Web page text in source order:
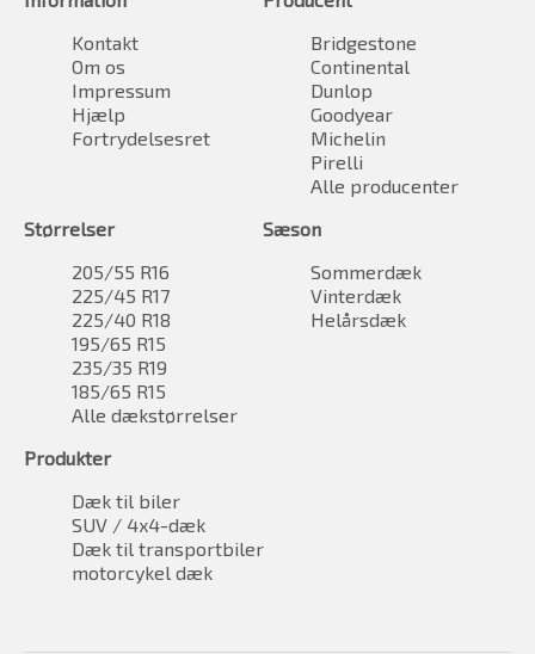
Kontakt
Om os
Impressum
Hjælp
Fortrydelsesret
Bridgestone
Continental
Dunlop
Goodyear
Michelin
Pirelli
Alle producenter
Størrelser
205/55 R16
225/45 R17
225/40 R18
195/65 R15
235/35 R19
185/65 R15
Alle dækstørrelser
Sæson
Sommerdæk
Vinterdæk
Helårsdæk
Produkter
Dæk til biler
SUV / 4x4-dæk
Dæk til transportbiler
motorcykel dæk